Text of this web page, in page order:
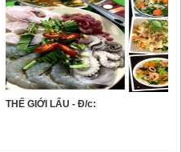
THẾ GIỚI LẨU - Đ/c: